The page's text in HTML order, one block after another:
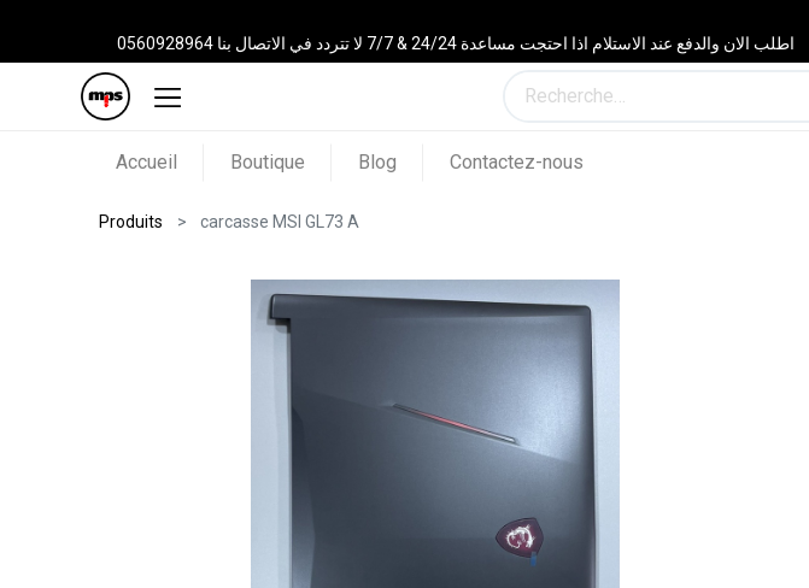
اطلب الان والدفع عند الاستلام اذا احتجت مساعدة 24/24 & 7/7 لا تتردد في الاتصال بنا 0560928964
Accueil Boutique Blog Contactez-nous
Produits carcasse MSI GL73 A